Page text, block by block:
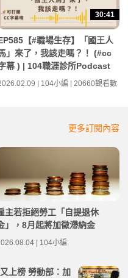
30:41
【#職場生存】「國王人
」來了，我該走嗎？！ (#cc
幕 ) | 104職涯診所Podcast
| 104小編 | 20660觀看數
更多訂閱內容
主若拒絕勞工「自提退休
」，8月起將加徵滯納金
| 104小編
上榜 勞動部：加